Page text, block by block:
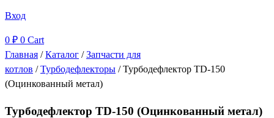
Вход
0 ₽ 0 Cart
Главная /Каталог /Запчасти для
котлов /Турбодефлекторы / Турбодефлектор TD-150
(Оцинкованный метал)
Турбодефлектор TD-150 (Оцинкованный метал)